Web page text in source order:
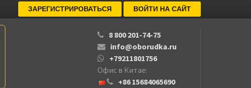
ЗАРЕГИСТРИРОВАТЬСЯ ВОЙТИ НА САЙТ
8 800 201-74-75
info@oborudka.ru
+79211801756
Офис в Китае:
+86 15684065690